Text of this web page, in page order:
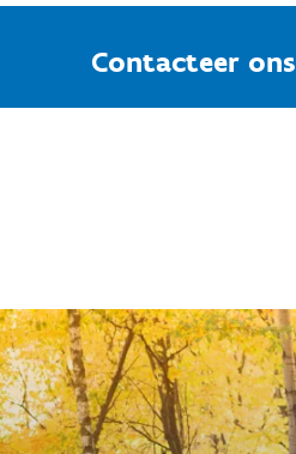
Contacteer ons